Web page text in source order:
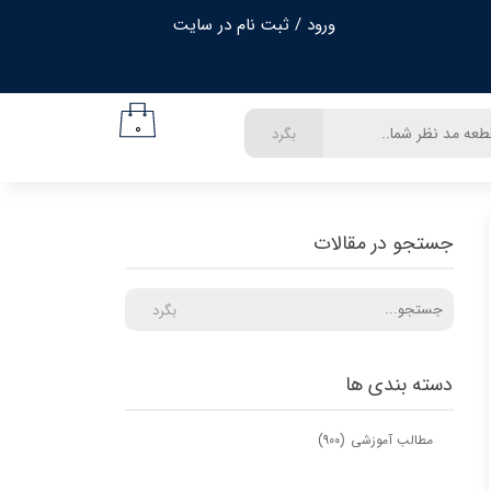
ورود / ثبت نام در سایت
تغییر گذر واژه
۰ بگرد
دسته بندی ها
مطالب آموزشی (۹۰۰)
جستجو در مقالات
بگرد